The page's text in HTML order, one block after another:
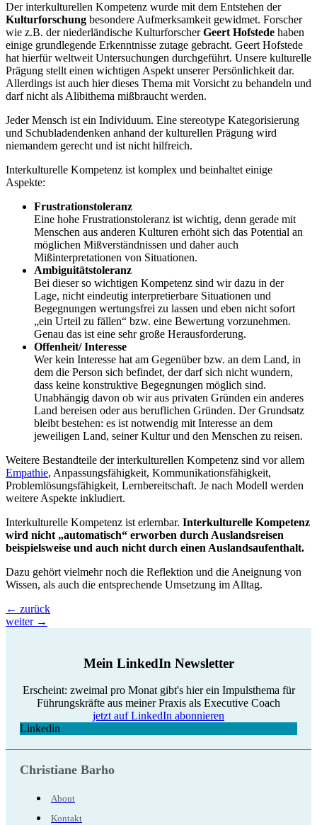
Der interkulturellen Kompetenz wurde mit dem Entstehen der
Kulturforschung besondere Aufmerksamkeit gewidmet. Forscher
wie z.B. der niederländische KulturforscherGeert Hofstede haben
einige grundlegende Erkenntnisse zutage gebracht. Geert Hofstede
hat hierfür weltweit Untersuchungen durchgeführt. Unsere kulturelle
Prägung stellt einen wichtigen Aspekt unserer Persönlichkeit dar.
Allerdings ist auch hier dieses Thema mit Vorsicht zu behandeln und
darf nicht als Alibithema mißbraucht werden.
Jeder Mensch ist ein Individuum. Eine stereotype Kategorisierung
und Schubladendenken anhand der kulturellen Prägung wird
niemandem gerecht und ist nicht hilfreich.
Interkulturelle Kompetenz ist komplex und beinhaltet einige
Aspekte:
Frustrationstoleranz
Eine hohe Frustrationstoleranz ist wichtig, denn gerade mit
Menschen aus anderen Kulturen erhöht sich das Potential an
möglichen Mißverständnissen und daher auch
Mißinterpretationen von Situationen.
Ambiguitätstoleranz
Bei dieser so wichtigen Kompetenz sind wir dazu in der
Lage, nicht eindeutig interpretierbare Situationen und
Begegnungen wertungsfrei zu lassen und eben nicht sofort
„ein Urteil zu fällen“ bzw. eine Bewertung vorzunehmen.
Genau das ist eine sehr große Herausforderung.
Offenheit/ Interesse
Wer kein Interesse hat am Gegenüber bzw. an dem Land, in
dem die Person sich befindet, der darf sich nicht wundern,
dass keine konstruktive Begegnungen möglich sind.
Unabhängig davon ob wir aus privaten Gründen ein anderes
Land bereisen oder aus beruflichen Gründen. Der Grundsatz
bleibt bestehen: es ist notwendig mit Interesse an dem
jeweiligen Land, seiner Kultur und den Menschen zu reisen.
Weitere Bestandteile der interkulturellen Kompetenz sind vor allem
Empathie, Anpassungsfähigkeit, Kommunikationsfähigkeit,
Problemlösungsfähigkeit, Lernbereitschaft. Je nach Modell werden
weitere Aspekte inkludiert.
Interkulturelle Kompetenz ist erlernbar. Interkulturelle Kompetenz
wird nicht „automatisch“ erworben durch Auslandsreisen
beispielsweise und auch nicht durch einen Auslandsaufenthalt.
Dazu gehört vielmehr noch die Reflektion und die Aneignung von
Wissen, als auch die entsprechende Umsetzung im Alltag.
← zurück
weiter →
Mein LinkedIn Newsletter
Erscheint: zweimal pro Monat gibt's hier ein Impulsthema für
Führungskräfte aus meiner Praxis als Executive Coach
jetzt auf LinkedIn abonnieren
Linkedin
Christiane Barho
About
Kontakt